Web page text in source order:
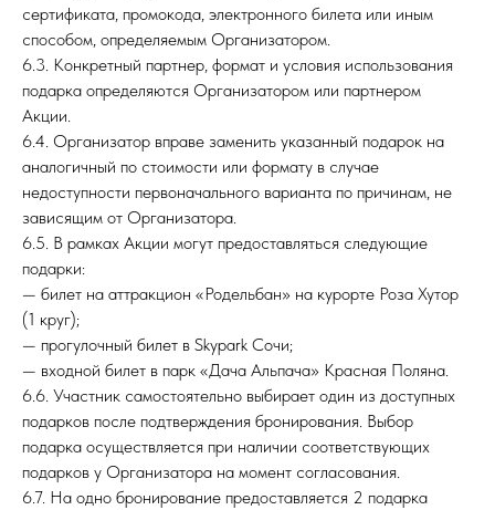
сертификата, промокода, электронного билета или иным
способом, определяемым Организатором.
6.3. Конкретный партнер, формат и условия использования
подарка определяются Организатором или партнером
Акции.
6.4. Организатор вправе заменить указанный подарок на
аналогичный по стоимости или формату в случае
недоступности первоначального варианта по причинам, не
зависящим от Организатора.
6.5. В рамках Акции могут предоставляться следующие
подарки:
— билет на аттракцион «Родельбан» на курорте Роза Хутор
(1 круг);
— прогулочный билет в Skypark Сочи;
— входной билет в парк «Дача Альпача» Красная Поляна.
6.6. Участник самостоятельно выбирает один из доступных
подарков после подтверждения бронирования. Выбор
подарка осуществляется при наличии соответствующих
подарков у Организатора на момент согласования.
6.7. На одно бронирование предоставляется 2 подарка